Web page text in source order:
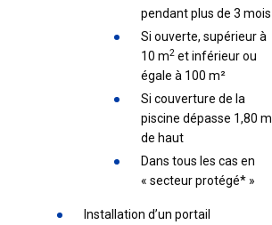
pendant plus de 3 mois
Si ouverte, supérieur à
10 m2 et inférieur ou
égale à 100 m²
Si couverture de la
piscine dépasse 1,80 m
de haut
Dans tous les cas en
« secteur protégé* »
Installation d’un portail